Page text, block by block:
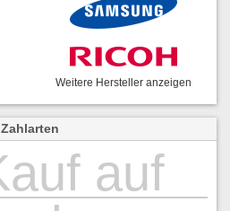
Weitere Hersteller anzeigen
Zahlarten